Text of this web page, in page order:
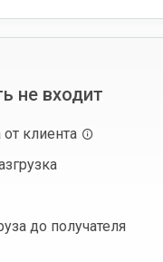
не входит
от клиента
до получателя